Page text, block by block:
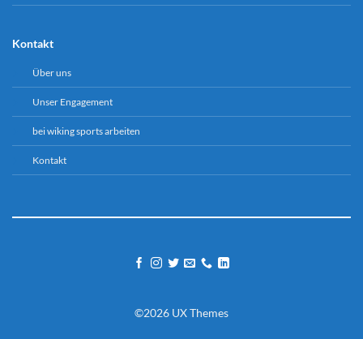
Kontakt
Über uns
Unser Engagement
bei wiking sports arbeiten
Kontakt
©2026 UX Themes